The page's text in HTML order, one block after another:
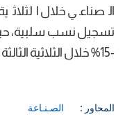
-15% خلال الثلاثية الثالثة من نفس السنة.
المحاور : الصـنـاعة